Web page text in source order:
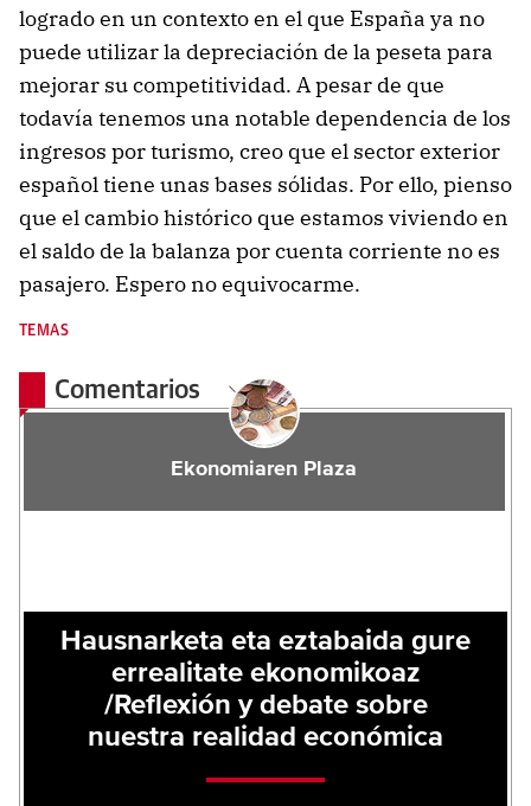
logrado en un contexto en el que España ya no
puede utilizar la depreciación de la peseta para
mejorar su competitividad. A pesar de que
todavía tenemos una notable dependencia de los
ingresos por turismo, creo que el sector exterior
español tiene unas bases sólidas. Por ello, pienso
que el cambio histórico que estamos viviendo en
el saldo de la balanza por cuenta corriente no es
pasajero. Espero no equivocarme.
TEMAS
Comentarios
Ekonomiaren Plaza
Hausnarketa eta eztabaida gure
errealitate ekonomikoaz
/Reflexión y debate sobre
nuestra realidad económica